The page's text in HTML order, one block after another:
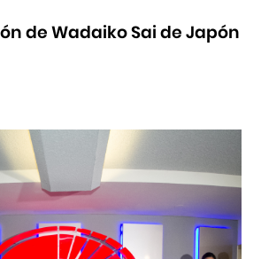
de Wadaiko Sai de Japón